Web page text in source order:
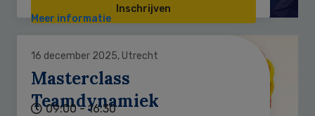
Inschrijven
Meer informatie
16 december 2025, Utrecht
Masterclass
Teamdynamiek
09:00 - 16:30